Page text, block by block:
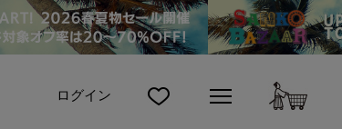
ログイン